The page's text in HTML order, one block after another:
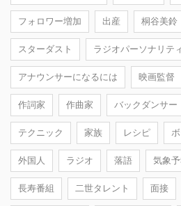
フォロワー増加 出産 桐谷美鈴
スターダスト ラジオパーソナリテ
アナウンサーになるには 映画監督
作詞家 作曲家 バックダンサー
テクニック 家族 レシピ
外国人 ラジオ 落語 気象
長寿番組 二世タレント 面接